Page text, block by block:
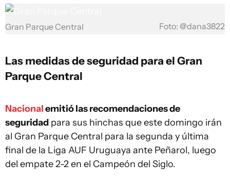
Gran Parque Central Foto: @dana3822
Las medidas de seguridad para el Gran
Parque Central
Nacionalemitió las recomendaciones de
seguridad para sus hinchas que este domingo irán
al Gran Parque Central para la segunda y última
final de la Liga AUF Uruguaya ante Peñarol, luego
del empate 2-2 en el Campeón del Siglo.